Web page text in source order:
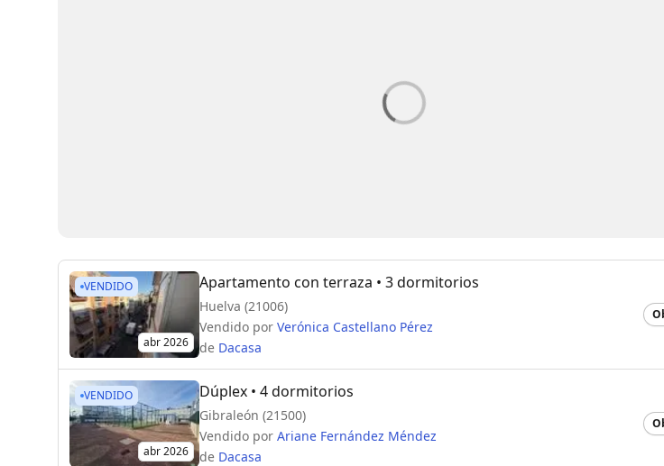
VENDIDO
abr 2026
Apartamento con terraza • 3 dormitorios
Huelva (21006)
Vendido por Verónica Castellano Pérez
de Dacasa
VENDIDO
abr 2026
Dúplex • 4 dormitorios
Gibraleón (21500)
Vendido por Ariane Fernández Méndez
de Dacasa